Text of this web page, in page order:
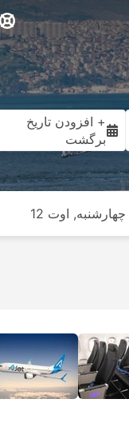
+ افزودن تاریخ
برگشت
چهارشنبه, اوت 12